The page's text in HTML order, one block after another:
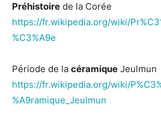
Préhistoire de la Corée
https://fr.wikipedia.org/wiki/
%C3%A9e
Période de la céramique Jeulmun
https://fr.wikipedia.org/wiki/
%A9ramique_Jeulmun